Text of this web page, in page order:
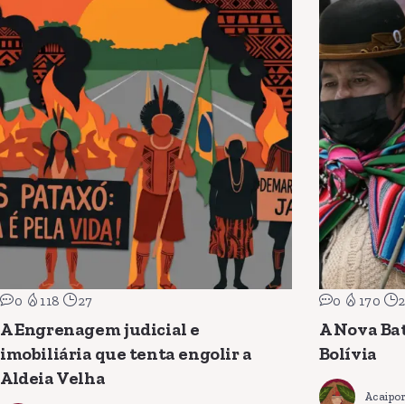
0 118 27
A Engrenagem judicial e
imobiliária que tenta engolir a
Aldeia Velha
0 170
A Nova
Bolívia